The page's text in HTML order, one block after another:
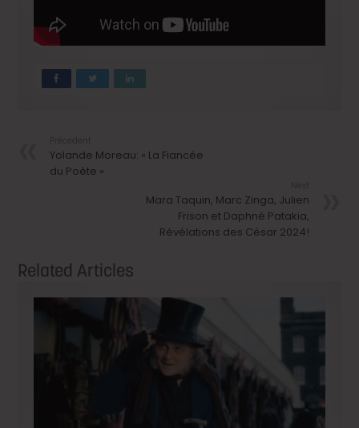
Yolande Moreau: « La Fiancée
du Poète »
Mara Taquin, Marc Zinga, Julien
Frison et Daphné Patakia,
Révélations des César 2024!
Related Articles